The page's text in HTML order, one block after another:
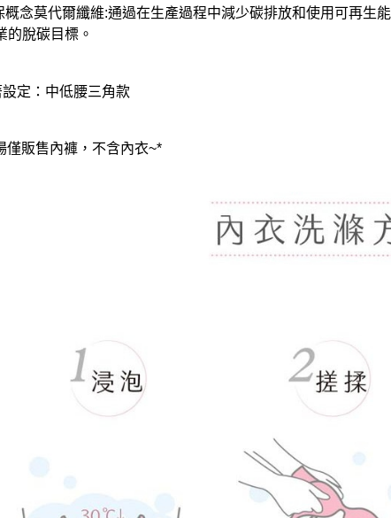
概念莫代爾纖維:通過在生產過程中減少碳排放和使用可再生
的脫碳目標。
定：中低腰三角款
僅販售內褲，不含內衣~*